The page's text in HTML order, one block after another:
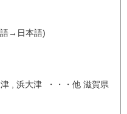
→日本語)
, 浜大津 ・・・他 滋賀県